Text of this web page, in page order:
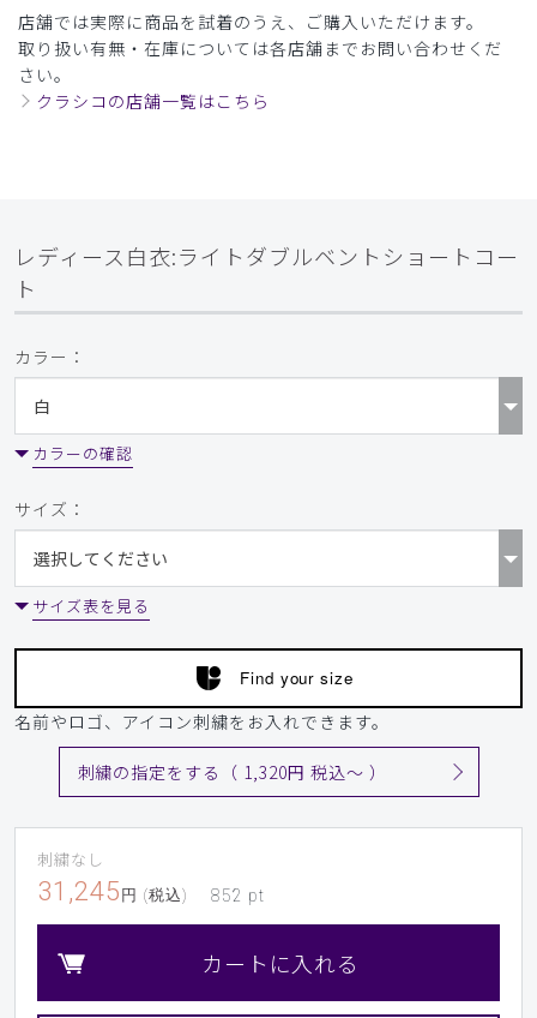
店舗では実際に商品を試着のうえ、ご購入いただけます。
取り扱い有無・在庫については各店舗までお問い合わせくだ
さい。
クラシコの店舗一覧はこちら
レディース白衣:ライトダブルベントショートコー
ト
カラー：
カラーの確認
サイズ：
サイズ表を見る
Find your size
名前やロゴ、アイコン刺繍をお入れできます。
刺繍の指定をする（ 1,320円 税込〜 ）
刺繍なし
31,245 円 (税込) 852 pt
カートに入れる